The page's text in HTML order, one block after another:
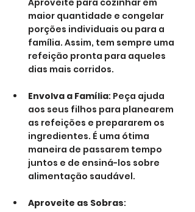
Aproveite para cozinhar em
maior quantidade e congelar
porções individuais ou para a
família. Assim, tem sempre uma
refeição pronta para aqueles
dias mais corridos.
Envolva a Família: Peça ajuda
aos seus filhos para planearem
as refeições e prepararem os
ingredientes. É uma ótima
maneira de passarem tempo
juntos e de ensiná-los sobre
alimentação saudável.
Aproveite as Sobras: